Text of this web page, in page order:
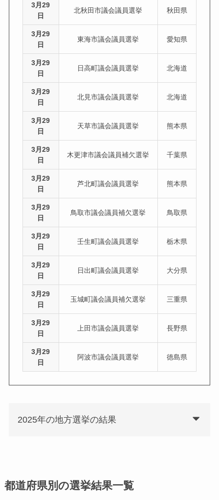
3月29
日
北秋田市議会議員選挙 秋田県
3月29
日
東海市議会議員選挙 愛知県
3月29
日
日高町議会議員選挙 北海道
3月29
日
北見市議会議員選挙 北海道
3月29
日
天草市議会議員選挙 熊本県
3月29
日
木更津市議会議員補欠選挙 千葉県
3月29
日
芦北町議会議員選挙 熊本県
3月29
日
鳥取市議会議員補欠選挙 鳥取県
3月29
日
壬生町議会議員選挙 栃木県
3月29
日
日出町議会議員選挙 大分県
3月29
日
玉城町議会議員補欠選挙 三重県
3月29
日
上田市議会議員選挙 長野県
3月29
日
阿波市議会議員選挙 徳島県
2025年の地方選挙の結果
都道府県別の選挙結果一覧